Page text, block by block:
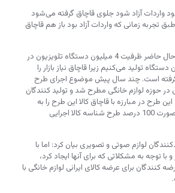
واردات آزاد شود جلوی قاچاق گرفته می‌شود
تجربه زمانی که واردات آزاد بود باز هم قاچاق
شهیدی تصریح کرد: در حال حاضر ظرفیت 4 میلیون دستگاه تلویزیون در
ولی 2 میلیون دستگاه تولید می‌کنیم زیرا قاچاق نیاز بازار را
گرفته است. چند سال پیش موضوع اجرای طرح
در حوزه لوازم خانگی مطرح شد و تولید کنندگان
طرح در مبارزه با قاچاق کالا این طرح را به
درستی اجرا و اکنون به صورت 100 درصد طرح شناسه کالا اجرایی
لوازم صوتی و تصویری بیان کرد: اما با
با توجه به مشکلاتی که برای آنها ایجاد کرد،
کنندگان برای عرضه کالای ایرانی لوازم خانگی با